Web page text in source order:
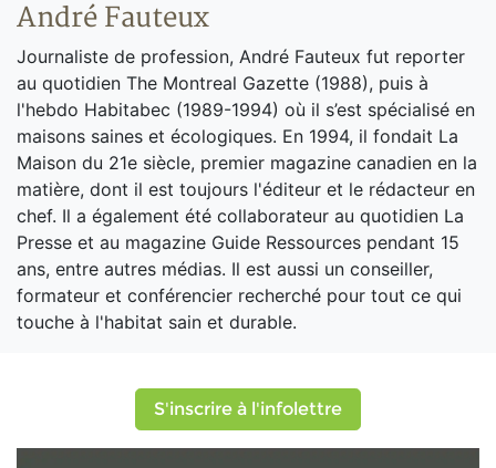
André Fauteux
Journaliste de profession, André Fauteux fut reporter
au quotidien The Montreal Gazette (1988), puis à
l'hebdo Habitabec (1989-1994) où il s’est spécialisé en
maisons saines et écologiques. En 1994, il fondait La
Maison du 21e siècle, premier magazine canadien en la
matière, dont il est toujours l'éditeur et le rédacteur en
chef. Il a également été collaborateur au quotidien La
Presse et au magazine Guide Ressources pendant 15
ans, entre autres médias. Il est aussi un conseiller,
formateur et conférencier recherché pour tout ce qui
touche à l'habitat sain et durable.
S'inscrire à l'infolettre